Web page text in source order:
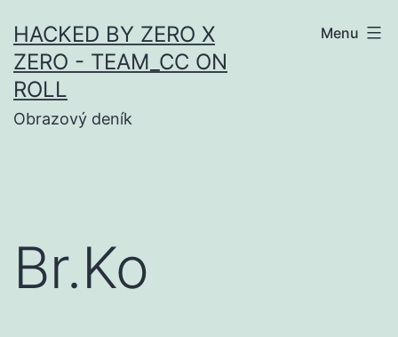
to
content
HACKED BY ZERO X
ZERO - TEAM_CC ON
ROLL
Obrazový deník
Menu
Br.Ko